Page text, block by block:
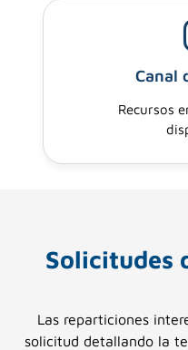
Canal
Recursos
Solicitudes
Las reparticiones
solicitud detallando la